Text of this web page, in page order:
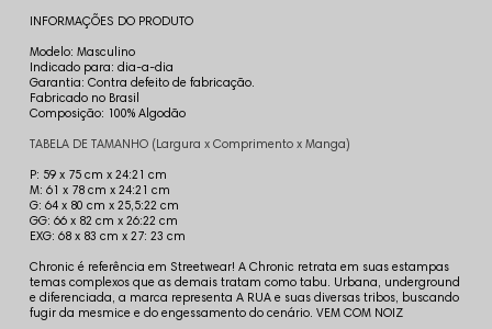
INFORMAÇÕES DO PRODUTO
Modelo: Masculino
Indicado para: dia-a-dia
Garantia: Contra defeito de fabricação.
Fabricado no Brasil
Composição: 100% Algodão
TABELA DE TAMANHO (Largura x Comprimento x Manga)
P: 59 x 75 cm x 24:21 cm
M: 61 x 78 cm x 24:21 cm
G: 64 x 80 cm x 25,5:22 cm
GG: 66 x 82 cm x 26:22 cm
EXG: 68 x 83 cm x 27: 23 cm
Chronic é referência em Streetwear! A Chronic retrata em suas estampas
temas complexos que as demais tratam como tabu. Urbana, underground
e diferenciada, a marca representa A RUA e suas diversas tribos, buscando
fugir da mesmice e do engessamento do cenário. VEM COM NOIZ